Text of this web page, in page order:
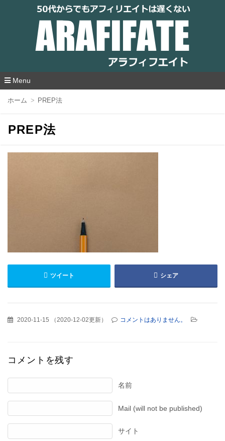
アラフィフエイト｜ 50代からでもアフィリ
エイトは遅くない
Menu
移
ホーム PREP法
PREP法
ツイート シェア
2020-11-15 （2020-12-02更新） コメントはありません。
コメントを残す
名前
Mail (will not be published)
サイト